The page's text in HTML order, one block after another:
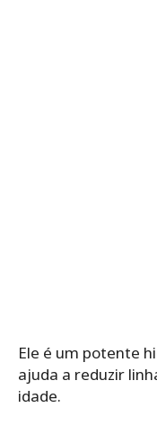
Ele é um potente
ajuda a reduzir
idade.